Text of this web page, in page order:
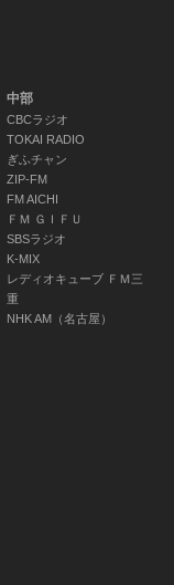
中部
CBCラジオ
TOKAI RADIO
ぎふチャン
ZIP-FM
FM AICHI
ＦＭ ＧＩＦＵ
SBSラジオ
K-MIX
レディオキューブ ＦＭ三
重
NHK AM（名古屋）